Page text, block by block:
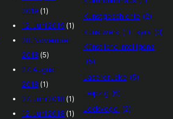
2019 (1)
12. Juni 2019 (1)
28. November
2018 (5)
27. August
2018 (1)
27. Juni 2018 (1)
12. Juni 2018 (1)
Kunstgeschichte (2)
Kunstwerk (1) kyra (3)
Künstliche Intelligenz
(5)
Laserdrucke (5)
Leipzig (6)
Lockvogel (2)